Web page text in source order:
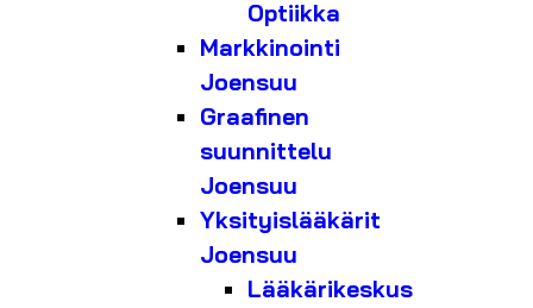
Optiikka
Markkinointi
Joensuu
Graafinen
suunnittelu
Joensuu
Yksityislääkärit
Joensuu
Lääkärikeskus